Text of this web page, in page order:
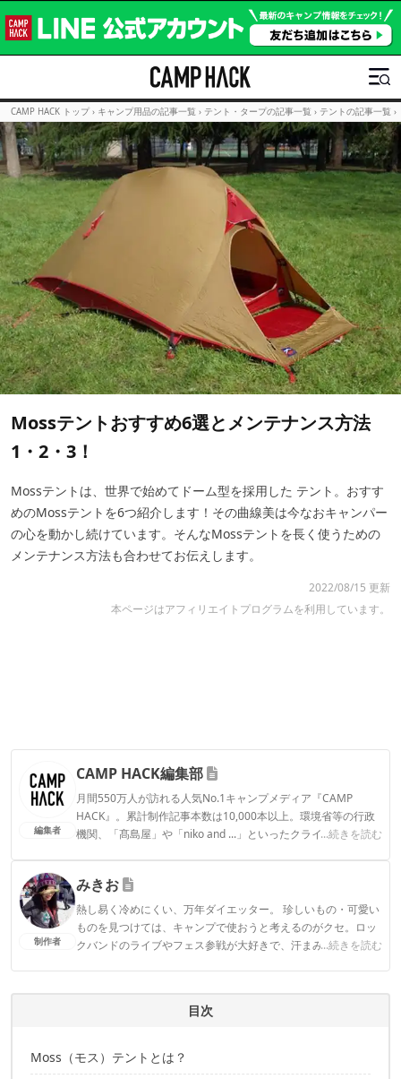
CAMP HACK トップ › キャンプ用品の記事一覧 › テント・タープの記事一覧 › テントの記事一覧 ›
Mossテントおすすめ6選とメンテナンス方法
1・2・3！
Mossテントは、世界で始めてドーム型を採用した テント。おすす
めのMossテントを6つ紹介します！その曲線美は今なおキャンパー
の心を動かし続けています。そんなMossテントを長く使うための
メンテナンス方法も合わせてお伝えします。
2022/08/15 更新
本ページはアフィリエイトプログラムを利用しています。
編集者
CAMP HACK編集部
月間550万人が訪れる人気No.1キャンプメディア『CAMP
HACK』。累計制作記事本数は10,000本以上。環境省等の行政
機関、「髙島屋」や「niko and ...」といったクライアントとの
...続きを読む
CAMP HACK編集部のプロフィール
制作者
みきお
熱し易く冷めにくい、万年ダイエッター。 珍しいもの・可愛い
ものを見つけては、キャンプで使おうと考えるのがクセ。ロッ
クバンドのライブやフェス参戦が大好きで、汗まみれ血まみれ
...続きを読む
みきおのプロフィール目次
Moss（モス）テントとは？